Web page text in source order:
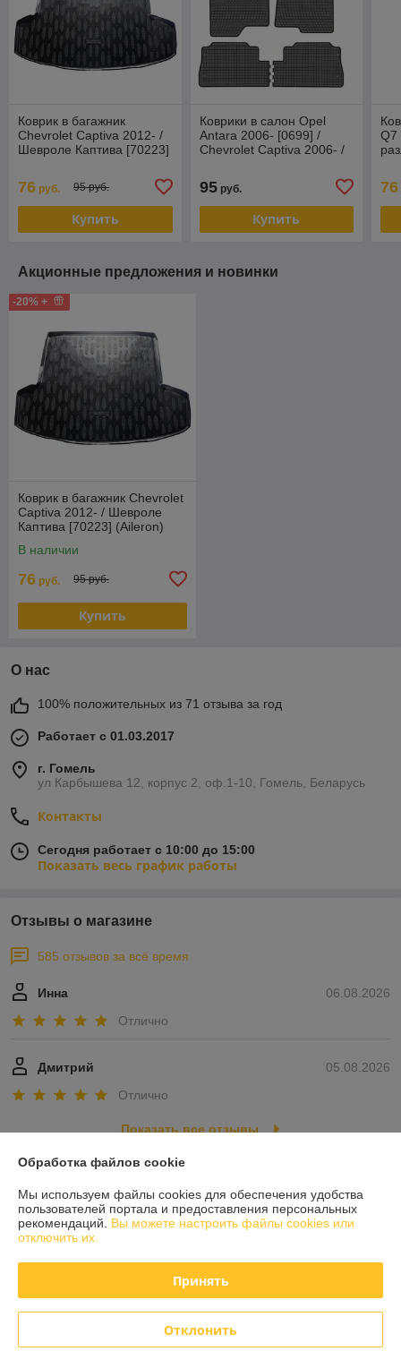
Коврик в багажник
Chevrolet Captiva 2012- /
Шевроле Каптива [70223]
76 руб. 95 руб.
Купить
Коврики в салон Opel
Antara 2006- [0699] /
Chevrolet Captiva 2006- /
95руб.
Купить
Q7
76
Акционные предложения и новинки
-20% +
Коврик в багажник Chevrolet
Captiva 2012- / Шевроле
Каптива [70223] (Aileron)
В наличии
76 руб. 95 руб.
Купить
О нас
100% положительных из 71 отзыва за год
Работает с 01.03.2017
г. Гомель
ул Карбышева 12, корпус 2, оф.1-10, Гомель, Беларусь
Контакты
Сегодня работает с 10:00 до 15:00
Показать весь график работы
Отзывы о магазине
585 отзывов за всё время
06.08.2026
Инна
Отлично
05.08.2026
Дмитрий
Отлично
Показать все отзывы
О нас
Контакты
График работы
Обработка файлов cookie
Мы используем файлы cookies для обеспечения удобства
пользователей портала и предоставления персональных
рекомендаций. Вы можете настроить файлы cookies или
отключить их.
Принять
Отклонить